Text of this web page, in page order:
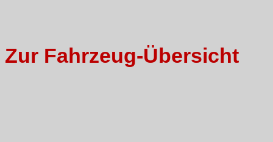
Zur Fahrzeug-Übersicht